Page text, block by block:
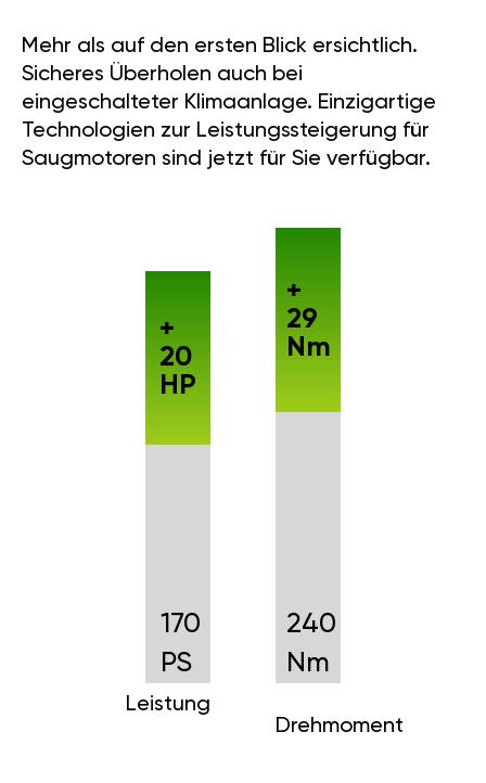
Mehr als auf den ersten Blick ersichtlich.
Sicheres Überholen auch bei
eingeschalteter Klimaanlage. Einzigartige
Technologien zur Leistungssteigerung für
Saugmotoren sind jetzt für Sie verfügbar.
170
PS
Leistung
+
20
HP
240
Nm
Drehmoment
+
29
Nm